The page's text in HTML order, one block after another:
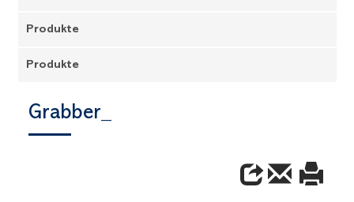
Produkte
Produkte
Grabber_